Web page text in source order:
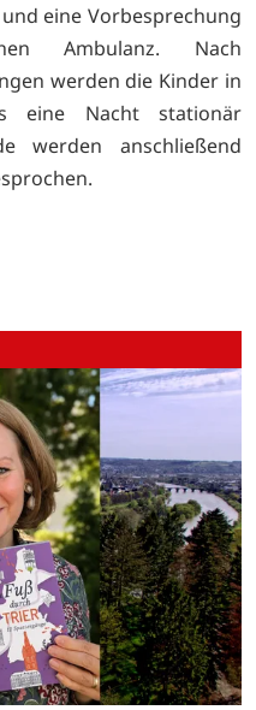
eine Vorbesprechung
Ambulanz. Nach
werden die Kinder in
eine Nacht stationär
werden anschließend